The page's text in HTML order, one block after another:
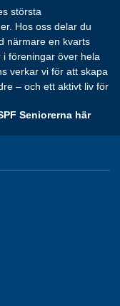
största
Hos oss delar du
närmare en kvarts
i föreningar över hela
verkar vi för att skapa
– och ett aktivt liv för
Seniorerna här